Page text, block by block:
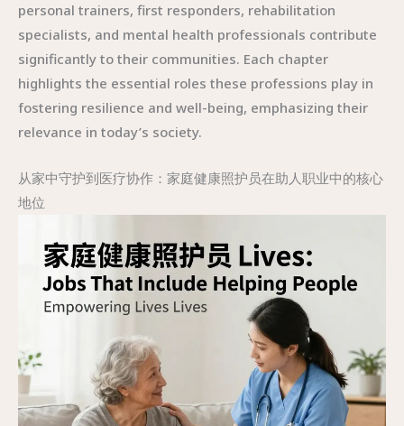
personal trainers, first responders, rehabilitation
specialists, and mental health professionals contribute
significantly to their communities. Each chapter
highlights the essential roles these professions play in
fostering resilience and well-being, emphasizing their
relevance in today’s society.
从家中守护到医疗协作：家庭健康照护员在助人职业中的核心
地位